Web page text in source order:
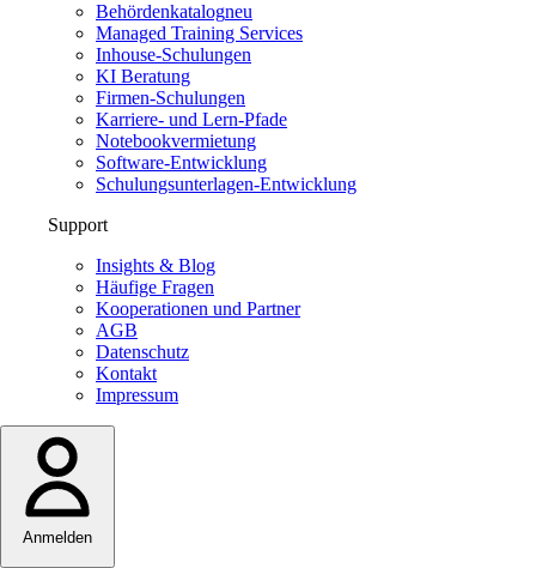
Behördenkatalogneu
Managed Training Services
Inhouse-Schulungen
KI Beratung
Firmen-Schulungen
Karriere- und Lern-Pfade
Notebookvermietung
Software-Entwicklung
Schulungsunterlagen-Entwicklung
Support
Insights & Blog
Häufige Fragen
Kooperationen und Partner
AGB
Datenschutz
Kontakt
Impressum
Anmelden